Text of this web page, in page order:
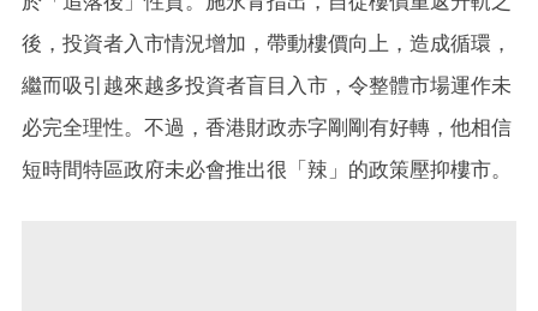
後，投資者入市情況增加，帶動樓價向上，造成循環，
繼而吸引越來越多投資者盲目入市，令整體市場運作未
必完全理性。不過，香港財政赤字剛剛有好轉，他相信
短時間特區政府未必會推出很「辣」的政策壓抑樓市。